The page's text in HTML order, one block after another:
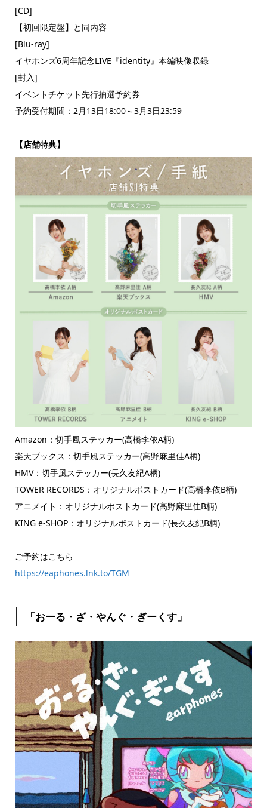
[CD]
【初回限定盤】と同内容
[Blu-ray]
イヤホンズ6周年記念LIVE『identity』本編映像収録
[封入]
イベントチケット先行抽選予約券
予約受付期間：2月13日18:00～3月3日23:59
【店舗特典】
Amazon：切手風ステッカー(高橋李依A柄)
楽天ブックス：切手風ステッカー(高野麻里佳A柄)
HMV：切手風ステッカー(長久友紀A柄)
TOWER RECORDS：オリジナルポストカード(高橋李依B柄)
アニメイト：オリジナルポストカード(高野麻里佳B柄)
KING e-SHOP：オリジナルポストカード(長久友紀B柄)
ご予約はこちら
https://eaphones.lnk.to/TGM
「おーる・ざ・やんぐ・ぎーくす」